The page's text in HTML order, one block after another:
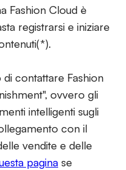
Fashion Cloud è
registrarsi e iniziare
contattare Fashion
ovvero gli
intelligenti sugli
con il
vendite e delle
pagina se